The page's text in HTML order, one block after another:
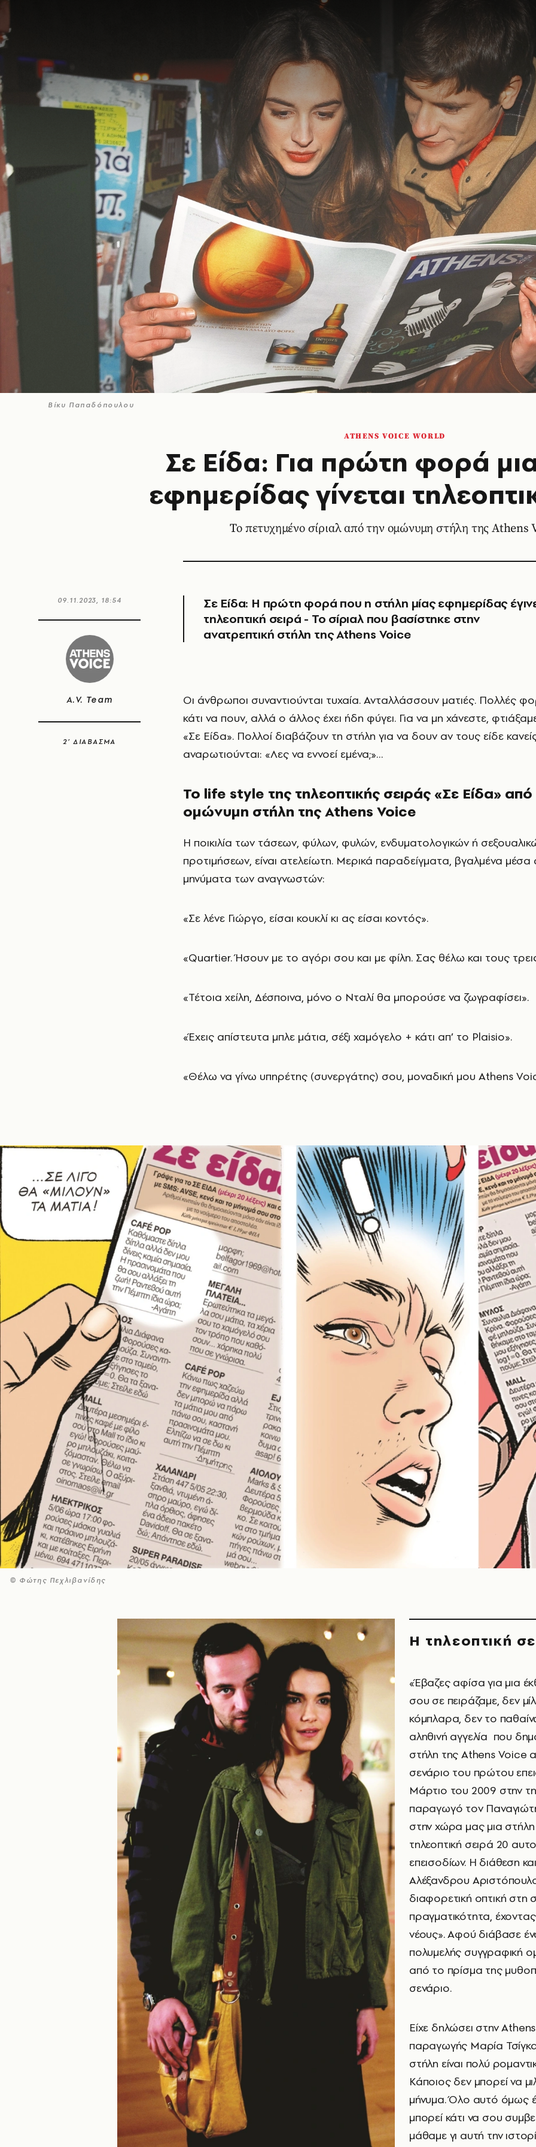
Βίκυ Παπαδόπουλου
ATHENS VOICE WORLD
Σε Είδα: Για πρώτη φορά
εφημερίδας γίνεται
Το πετυχημένο σίριαλ από την ομώνυμη στήλη της Athens
09.11.2023, 18:54
A.V. Team
2’ ΔΙΑΒΑΣΜΑ
Σε Είδα: Η πρώτη φορά που η στήλη μίας εφημερίδας
τηλεοπτική σειρά - Το σίριαλ που βασίστηκε στην
ανατρεπτική στήλη της Athens Voice
Οι άνθρωποι συναντιούνται τυχαία. Ανταλλάσσουν ματιές. Πολλές φορές θέλουν
κάτι να πουν, αλλά ο άλλος έχει ήδη φύγει. Για να μη χάνεστε,
«Σε Είδα». Πολλοί διαβάζουν τη στήλη για να δουν αν τους είδε
αναρωτιούνται: «Λες να εννοεί εμένα;»…
Το life style της τηλεοπτικής σειράς «Σε Είδα» από
ομώνυμη στήλη της Athens Voice
Η ποικιλία των τάσεων, φύλων, φυλών, ενδυματολογικών ή
προτιμήσεων, είναι ατελείωτη. Μερικά παραδείγματα, βγαλμένα
μηνύματα των αναγνωστών:
«Σε λένε Γιώργο, είσαι κουκλί κι ας είσαι κοντός».
«Quartier. Ήσουν με το αγόρι σου και με φίλη. Σας θέλω και τους
«Τέτοια χείλη, Δέσποινα, μόνο ο Νταλί θα μπορούσε να ζωγραφίσει».
«Έχεις απίστευτα μπλε μάτια, σέξι χαμόγελο + κάτι απ’ το Plaisio».
«Θέλω να γίνω υπηρέτης (συνεργάτης) σου, μοναδική μου Athens
© Φώτης Πεχλιβανίδης
Η τηλεοπτική
«Έβαζες αφίσα για μια
σου σε πειράζαμε, δεν
κόμπλαρα, δεν το
αληθινή αγγελία που
στήλη της Athens Voice
σενάριο του πρώτου
Μάρτιο του 2009 στην
παραγωγό τον
στην χώρα μας μια στήλη
τηλεοπτική σειρά 20
επεισοδίων. Η διάθεση
Αλέξανδρου
διαφορετική οπτική στη
πραγματικότητα,
νέους». Αφού διάβασε
πολυμελής συγγραφική
από το πρίσμα της
σενάριο.
Είχε δηλώσει στην
παραγωγής Μαρία
στήλη είναι πολύ
Κάποιος δεν μπορεί να
μήνυμα. Όλο αυτό όμως
μπορεί κάτι να σου
μάθαμε γι αυτή την